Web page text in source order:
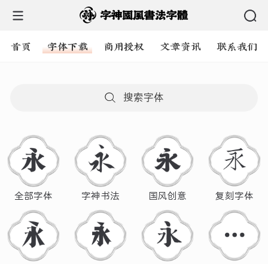
首页 字体下载 商用授权 文章资讯 联系我们
搜索字体
全部字体 字神书法 国风创意 复刻字体